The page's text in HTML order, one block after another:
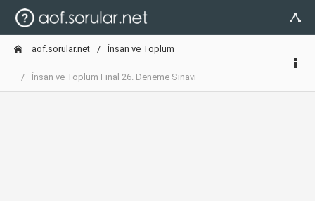
aof.sorular.net İnsan ve Toplum
İnsan ve Toplum Final 26. Deneme Sınavı